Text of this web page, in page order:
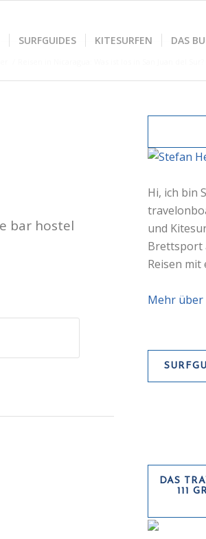
SURFGUIDES KITESURFEN DAS
bar hostel
Hi, ich bin
und
Brettsport
Reisen mit
Mehr über
DAS
111